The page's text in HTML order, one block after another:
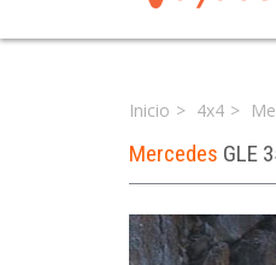
Inicio 4x4
Mercedes GLE